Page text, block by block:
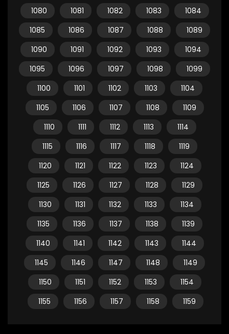
1080
1081 1082 1083
1084
1085
1086 1087 1088
1089
1090
1091 1092 1093
1094
1095
1096 1097 1098
1099
1100
1101 1102 1103
1104
1105
1106 1107 1108
1109
1110
1111 1112 1113
1114
1115
1116 1117 1118
1119
1120
1121 1122 1123
1124
1125
1126 1127 1128
1129
1130
1131 1132 1133
1134
1135
1136 1137 1138
1139
1140
1141 1142 1143
1144
1145
1146 1147 1148
1149
1150
1151 1152 1153
1154
1155
1156 1157 1158 1159